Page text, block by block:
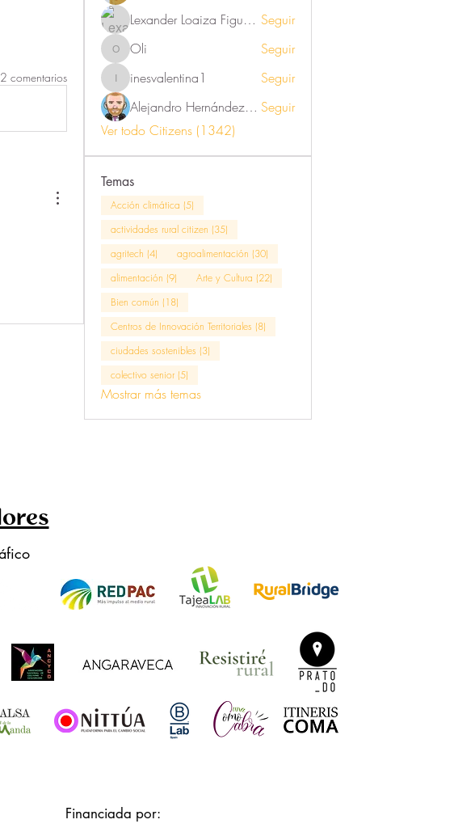
2 comentarios
Lexander Loaiza Figueroa Seguir
Oli Oli Seguir
inesvalentina1
inesvalentina1
Seguir
Alejandro Hernández Renner Seguir
Ver todo Citizens (1342)
Temas
Acción climática (5)
actividades rural citizen (35)
agritech (4)
agroalimentación (30)
alimentación (9)
Arte y Cultura (22)
Bien común (18)
Centros de Innovación Territoriales (8)
ciudades sostenibles (3)
colectivo senior (5)
Mostrar más temas
Financiada por: